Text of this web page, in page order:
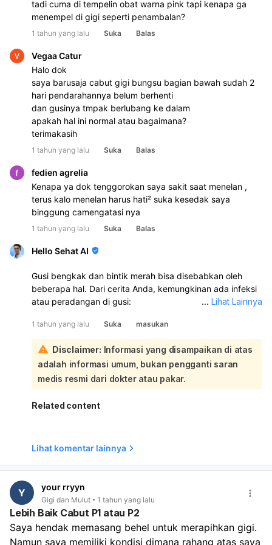
Menggunakan obat kumur yang mengandung antiseptik
non alkohol
mengunyah sementara waktu
Konsumsi makanan yang halus dan lunak
Hindari makanan/minuman yang terlalu
panas/dingin/manis/asam/pedas untuk mengurangi
rangsangan pada gusi
Kompres hangat untuk meredakan rasa sakit disertai
pembengkakan pada daerah yang dikeluhkan selama 15
menit dan dapat diulang 1-2 jam sekali
Paracetamol atau Asam mefenamat jika perlu, untuk
mengurangi rasa sakit Anda, namun sebelumnya pastikan
Anda tidak memiliki alergi atau kondisi tubuh yang
kontraindikasi terhadap obat tersebut.
tadi cuma di tempelin obat warna pink tapi kenapa ga
menempel di gigi seperti penambalan?
1 tahun yang lalu Suka Balas
Vegaa Catur
Halo dok
saya barusaja cabut gigi bungsu bagian bawah sudah 2
hari pendarahannya belum berhenti
dan gusinya tmpak berlubang ke dalam
apakah hal ini normal atau bagaimana?
terimakasih
1 tahun yang lalu Suka Balas
fedien agrelia
Kenapa ya dok tenggorokan saya sakit saat menelan ,
terus kalo menelan harus hati² suka kesedak saya
binggung camengatasi nya
1 tahun yang lalu Suka Balas
Hello Sehat AI
Gusi bengkak dan bintik merah bisa disebabkan oleh
beberapa hal. Dari cerita Anda, kemungkinan ada infeksi
atau peradangan di gusi:
Tonsilitis:Peradangan amandel bisa menyebabkan
sulit menelan, demam, dan sakit telinga.
Infeksi jamur:Pertumbuhan jamur Candida albicans
bisa menyebabkan bercak putih di lidah dan
kemerahan di sudut mulut.
Makanan:Makanan manis, asam, atau yang terlalu
dingin bisa memperparah peradangan gusi. Untuk
(seperti yang disebutkan di atas).
Mengonsumsi makanan yang lembut dan mudah
kesulitan mengunyah, sebaiknya Anda segera
memeriksakan diri ke dokter gigi atau dokter THT
(Telinga Hidung Tenggorokan) untuk pemeriksaan lebih
lanjut dan penanganan yang tepat. Dokter akan dapat
... Lihat Lainnya
1 tahun yang lalu Suka masukan
Disclaimer: Informasi yang disampaikan di atas
adalah informasi umum, bukan pengganti saran
medis resmi dari dokter atau pakar.
Related content
Lihat komentar lainnya
Y your rryyn
Gigi dan Mulut 1 tahun yang lalu
Lebih Baik Cabut P1 atau P2
Saya hendak memasang behel untuk merapihkan gigi.
Namun saya memiliki kondisi dimana rahang atas saya